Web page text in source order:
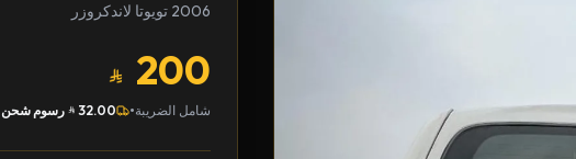
2006 تويوتا لاندكروزر
200
شامل الضريبة•
32.00 رسوم شحن